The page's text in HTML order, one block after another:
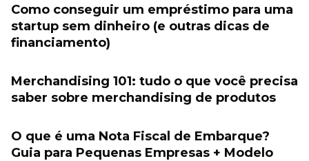
Como conseguir um empréstimo para uma
startup sem dinheiro (e outras dicas de
financiamento)
Merchandising 101: tudo o que você precisa
saber sobre merchandising de produtos
O que é uma Nota Fiscal de Embarque?
Guia para Pequenas Empresas + Modelo